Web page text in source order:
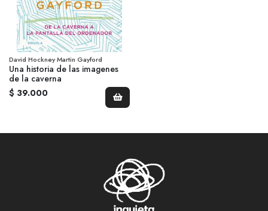
David Hockney Martin Gayford
Una historia de las imagenes
de la caverna
$ 39.000